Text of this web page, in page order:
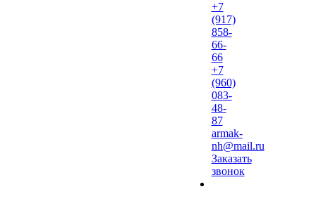
+7
(917)
858-
66-
66
+7
(960)
083-
48-
87
armak-
nh@mail.ru
Заказать
звонок